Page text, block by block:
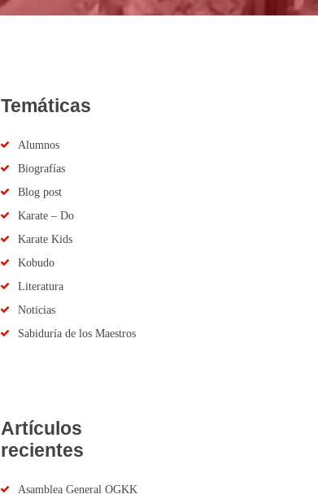
Temáticas
Alumnos
Biografías
Blog post
Karate – Do
Karate Kids
Kobudo
Literatura
Noticias
Sabiduría de los Maestros
Artículos
recientes
Asamblea General OGKK